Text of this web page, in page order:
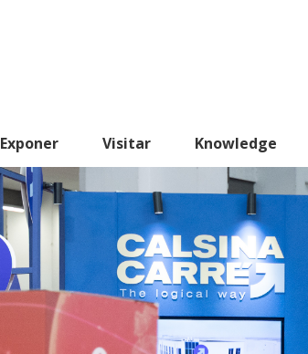
Exponer Visitar Knowledge